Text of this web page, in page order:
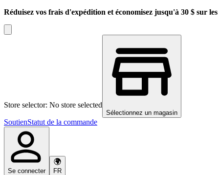
Réduisez vos frais d'expédition et économisez jusqu'à 30 $ sur
Store selector: No store selected
Sélectionnez un magasin
SoutienStatut de la commande
Se connecter FR